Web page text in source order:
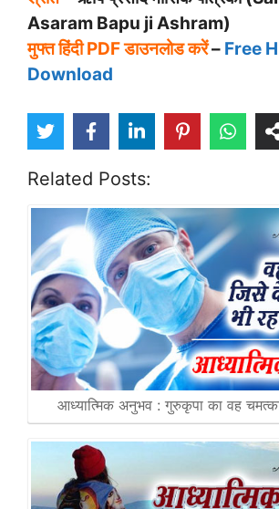
Asaram Bapu ji Ashram)
मुफ्त हिंदी PDF डाउनलोड करें– Free
Download
Related Posts:
आध्यात्मिक अनुभव : गुरुकृपा का वह